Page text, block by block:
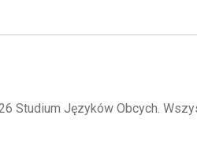
Studium Języków Obcych.